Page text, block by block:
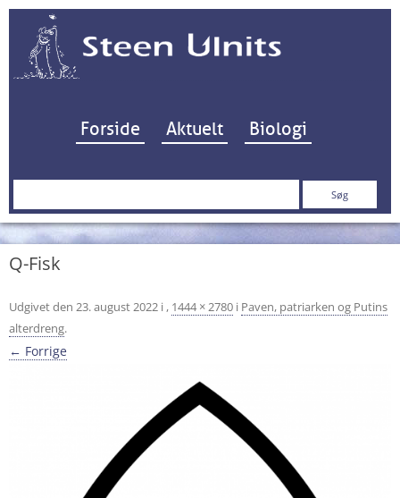
Hop til indhold
Forside Aktuelt Biologi
Søg
Q-Fisk
Udgivet den 23. august 2022 i , 1444 × 2780 i Paven, patriarken og Putins
alterdreng.
← Forrige